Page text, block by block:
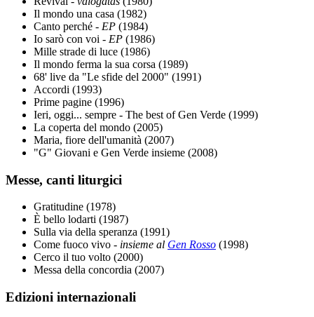
Il mondo una casa (1982)
Canto perché - EP (1984)
Io sarò con voi - EP (1986)
Mille strade di luce (1986)
Il mondo ferma la sua corsa (1989)
68' live da "Le sfide del 2000" (1991)
Accordi (1993)
Prime pagine (1996)
Ieri, oggi... sempre - The best of Gen Verde (1999)
La coperta del mondo (2005)
Maria, fiore dell'umanità (2007)
"G" Giovani e Gen Verde insieme (2008)
Messe, canti liturgici
Gratitudine (1978)
È bello lodarti (1987)
Sulla via della speranza (1991)
Come fuoco vivo - insieme al Gen Rosso (1998)
Cerco il tuo volto (2000)
Messa della concordia (2007)
Edizioni internazionali